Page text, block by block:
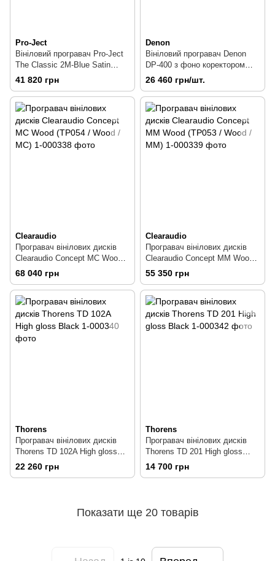
Pro-Ject
Вініловий програвач Pro-Ject
The Classic 2M-Blue Satin
Black
41 820 грн
Denon
Вініловий програвач Denon
DP-400 з фоно коректором
Black
26 460 грн/шт.
Clearaudio
Програвач вінілових дисків
Clearaudio Concept MC Wood
(TP054 / Wood / MC)
68 040 грн
Clearaudio
Програвач вінілових дисків
Clearaudio Concept MM Wood
(TP053 / Wood / MM)
55 350 грн
Thorens
Програвач вінілових дисків
Thorens TD 102A High gloss
Black
22 260 грн
Thorens
Програвач вінілових дисків
Thorens TD 201 High gloss
Black
14 700 грн
Показати ще 20 товарів